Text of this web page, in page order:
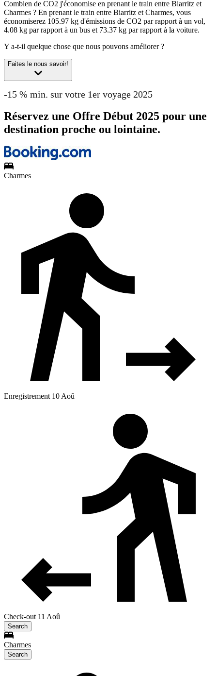
Combien de CO2 j'économise en prenant le train entre Biarritz et
Charmes ? En prenant le train entre Biarritz et Charmes, vous
économiserez 105.97 kg d'émissions de CO2 par rapport à un vol,
4.08 kg par rapport à un bus et 73.37 kg par rapport à la voiture.
Y a-t-il quelque chose que nous pouvons améliorer ?
Faites le nous savoir!
-15 % min. sur votre 1er voyage 2025
Réservez une Offre Début 2025 pour une
destination proche ou lointaine.
Charmes
Enregistrement 10 Aoû
Check-out 11 Aoû
Search
Charmes
Search